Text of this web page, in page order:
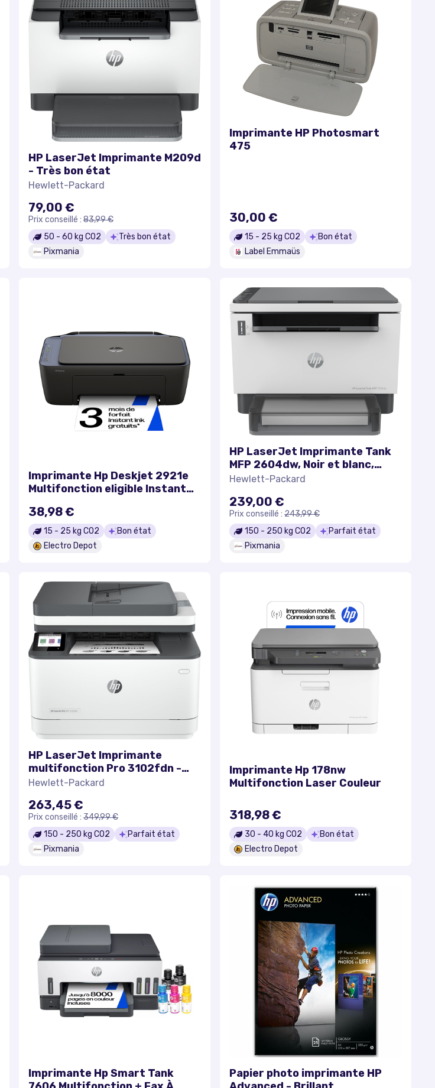
HP LaserJet Imprimante M209d
- Très bon état
Hewlett-Packard
79,00 €
Prix conseillé : 83,99 €
50 - 60 kg CO2
Très bon état
Pixmania
Imprimante HP Photosmart
475
30,00 €
15 - 25 kg CO2
Bon état
Label Emmaüs
Imprimante Hp Deskjet 2921e
Multifonction eligible Instant
38,98 €
15 - 25 kg CO2
Bon état
Electro Depot
HP LaserJet Imprimante Tank
MFP 2604dw, Noir et blanc,
Imprimante pour Entreprises,
verso, Numérisation vers e-
mail, Numériser vers PDF -
Excellent état
Hewlett-Packard
239,00 €
Prix conseillé : 243,99 €
150 - 250 kg CO2
Parfait état
Pixmania
HP LaserJet Imprimante
multifonction Pro 3102fdn -
Excellent état
Hewlett-Packard
263,45 €
Prix conseillé : 349,99 €
150 - 250 kg CO2
Parfait état
Pixmania
Imprimante Hp 178nw
Multifonction Laser Couleur
318,98 €
30 - 40 kg CO2
Bon état
Electro Depot
Imprimante Hp Smart Tank
Papier photo imprimante HP